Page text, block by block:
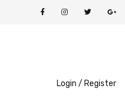
Login / Register